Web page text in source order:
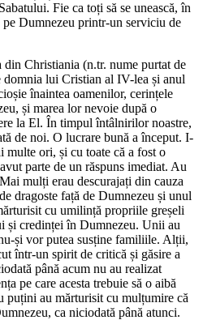
Fie ca toți să se unească, în
pe Dumnezeu printr-un serviciu de
Christiania (n.tr. nume purtat de
lui Cristian al IV-lea și anul
înaintea oamenilor, cerințele
și marea lor nevoie după o
la El. În timpul întâlnirilor noastre,
de noi. O lucrare bună a început. I-
multe ori, și cu toate că a fost o
parte de un răspuns imediat. Au
mulți erau descurajați din cauza
dragoste față de Dumnezeu și unul
cu umilință propriile greșeli
și credinței în Dumnezeu. Unii au
și vor putea susține familiile. Alții,
într-un spirit de critică și găsire a
până acum nu au realizat
pe care acesta trebuie să o aibă
puțini au mărturisit cu mulțumire că
ca niciodată până atunci.